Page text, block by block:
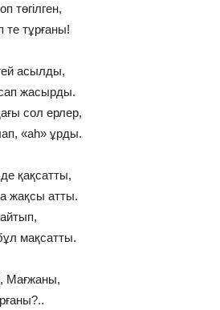
төгілген,
те тұрғаны!
асылды,
жасырды.
сол ерлер,
«аһ» ұрды.
қақсатты,
жақсы атты.
мақсатты.
Мағжаны,